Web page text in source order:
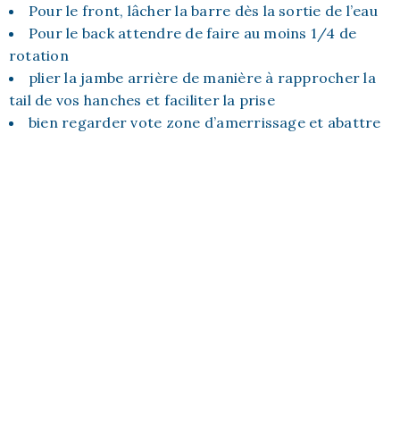
Pour le front, lâcher la barre dès la sortie de l’eau
Pour le back attendre de faire au moins 1/4 de
rotation
plier la jambe arrière de manière à rapprocher la
tail de vos hanches et faciliter la prise
bien regarder vote zone d’amerrissage et abattre